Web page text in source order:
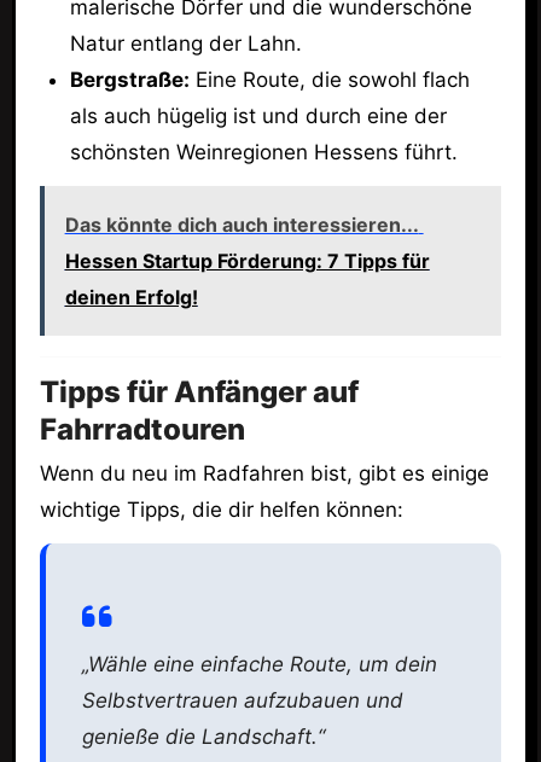
malerische Dörfer und die wunderschöne
Natur entlang der Lahn.
Bergstraße: Eine Route, die sowohl flach
als auch hügelig ist und durch eine der
schönsten Weinregionen Hessens führt.
Das könnte dich auch interessieren...
Hessen Startup Förderung: 7 Tipps für
deinen Erfolg!
Tipps für Anfänger auf
Fahrradtouren
Wenn du neu im Radfahren bist, gibt es einige
wichtige Tipps, die dir helfen können:
„Wähle eine einfache Route, um dein
Selbstvertrauen aufzubauen und
genieße die Landschaft.“